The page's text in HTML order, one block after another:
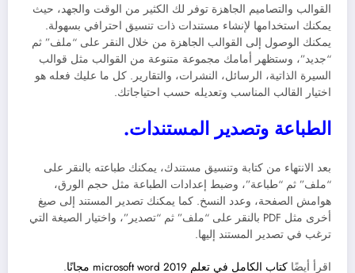
القوالب والتصاميم الجاهزة توفر لك الكثير من الوقت والجهد، حيث
يمكنك استخدامها لإنشاء مستندات ذات تنسيق احترافي بسهولة.
يمكنك الوصول إلى القوالب الجاهزة من خلال النقر على “ملف” ثم
“جديد”، وستظهر أمامك مجموعة متنوعة من القوالب مثل قوالب
السيرة الذاتية، الرسائل، النشرات، والتقارير. كل ما عليك فعله هو
اختيار القالب المناسب وتعديله حسب احتياجاتك.
الطباعة وتصدير المستندات.
بعد الانتهاء من كتابة وتنسيق مستندك، يمكنك طباعته بالنقر على
“ملف” ثم “طباعة”، وضبط إعدادات الطباعة مثل حجم الورق،
هوامش الصفحة، وعدد النسخ. كما يمكنك تصدير المستند إلى صيغ
أخرى مثل PDF بالنقر على “ملف” ثم “تصدير”، واختيار الصيغة التي
ترغب في تصدير المستند إليها.
اقرأ أيضًا كتاب الكامل في تعلم microsoft word 2019 مجانًا .